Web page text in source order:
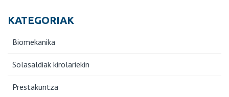
KATEGORIAK
Biomekanika
Solasaldiak kirolariekin
Prestakuntza